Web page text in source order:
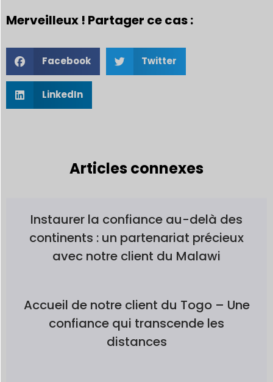
Merveilleux ! Partager ce cas :
Facebook Twitter
LinkedIn
Articles connexes
Instaurer la confiance au-delà des
continents : un partenariat précieux
avec notre client du Malawi
Accueil de notre client du Togo – Une
confiance qui transcende les
distances